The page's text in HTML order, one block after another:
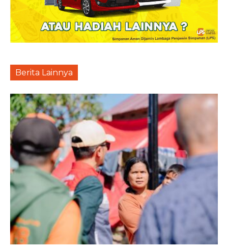
Berita Lainnya